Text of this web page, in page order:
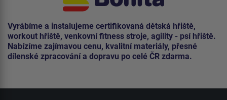
Vyrábíme a instalujeme certifikovaná dětská hřiště,
workout hřiště, venkovní fitness stroje, agility - psí hřiště.
Nabízíme zajímavou cenu, kvalitní materiály, přesné
dílenské zpracování a dopravu po celé ČR zdarma.